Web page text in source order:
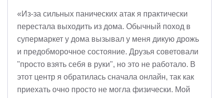
«Из-за сильных панических атак я практически
перестала выходить из дома. Обычный поход в
супермаркет у дома вызывал у меня дикую дрожь
и предобморочное состояние. Друзья советовали
"просто взять себя в руки", но это не работало. В
этот центр я обратилась сначала онлайн, так как
приехать очно просто не могла физически. Мой